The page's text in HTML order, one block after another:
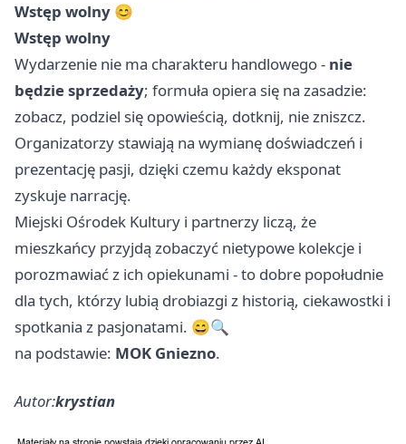
Wstęp wolny 😊
Wstęp wolny
Wydarzenie nie ma charakteru handlowego - nie
będzie sprzedaży; formuła opiera się na zasadzie:
zobacz, podziel się opowieścią, dotknij, nie zniszcz.
Organizatorzy stawiają na wymianę doświadczeń i
prezentację pasji, dzięki czemu każdy eksponat
zyskuje narrację.
Miejski Ośrodek Kultury i partnerzy liczą, że
mieszkańcy przyjdą zobaczyć nietypowe kolekcje i
porozmawiać z ich opiekunami - to dobre popołudnie
dla tych, którzy lubią drobiazgi z historią, ciekawostki i
spotkania z pasjonatami. 😄🔍
na podstawie: MOK Gniezno.
Autor:krystian